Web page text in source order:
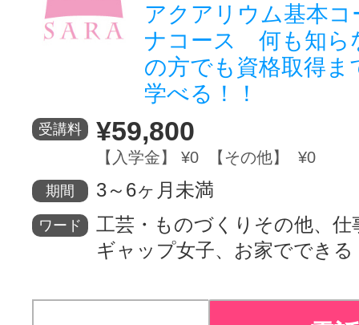
アクアリウム基本
ナコース 何も知ら
の方でも資格取得ま
学べる！！
受講料 ¥59,800
【入学金】 ¥0 【その他】 ¥0
期間 3～6ヶ月未満
ワード
工芸・ものづくりその他、仕
ギャップ女子、お家でできる